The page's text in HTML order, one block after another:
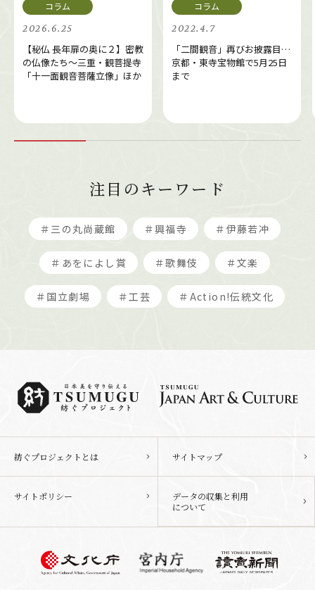
2026.6.25
【秘仏 長年扉の奥に２】密教
の仏像たち～三重・観菩提寺
「十一面観音菩薩立像」ほか
2022.4.7
「二間観音」再びお披露目…
京都・東寺宝物館で5月25日
まで
注目のキーワード
＃三の丸尚蔵館 ＃興福寺 ＃伊藤若冲
＃あをによし賞 ＃歌舞伎 ＃文楽
＃国立劇場 ＃工芸 ＃Action!伝統文化
紡ぐプロジェクトとは サイトマップ
サイトポリシー
データの収集と利用
について